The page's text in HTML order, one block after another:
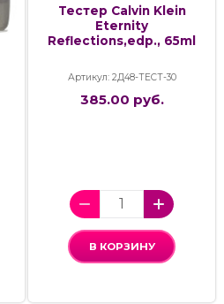
Тестер Calvin Klein
Eternity
Reflections,edp., 65ml
Артикул: 2Д48-ТЕСТ-30
385.00 руб.
В КОРЗИНУ